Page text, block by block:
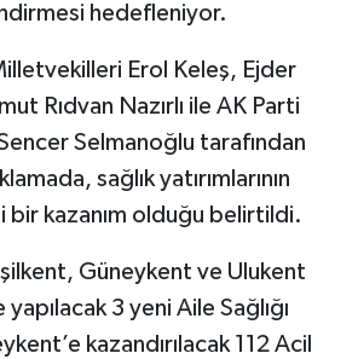
hedefleniyor.
Erol Keleş, Ejder
Rıdvan Nazırlı ile AK Parti
Sencer Selmanoğlu tarafından
sağlık yatırımlarının
bir kazanım olduğu belirtildi.
Güneykent ve Ulukent
3 yeni Aile Sağlığı
kazandırılacak 112 Acil